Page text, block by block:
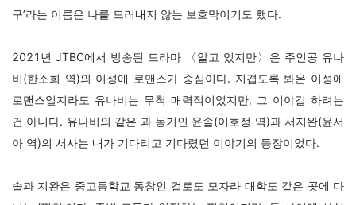
구’라는 이름은 나를 드러내지 않는 보호막이기도 했다.
2021년 JTBC에서 방송된 드라마 〈알고 있지만〉은 주인공 유나
비(한소희 역)의 이성애 로맨스가 중심이다. 지겹도록 봐온 이성애
로맨스일지라도 유나비는 무척 매력적이었지만, 그 이야길 하려는
건 아니다. 유나비의 같은 과 동기인 윤솔(이호정 역)과 서지완(윤서
아 역)의 서사는 내가 기다리고 기다렸던 이야기의 등장이었다.
솔과 지완은 중고등학교 동창인 걸로도 모자라 대학도 같은 곳에 다